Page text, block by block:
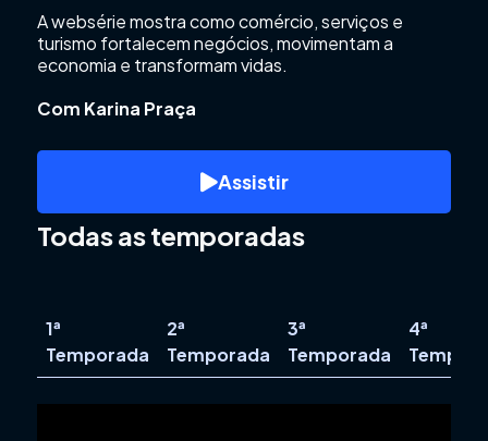
A websérie mostra como comércio, serviços e
turismo fortalecem negócios, movimentam a
economia e transformam vidas.
Com Karina Praça
Assistir
Todas as temporadas
1ª
Temporada
2ª
Temporada
3ª
Temporada
4ª